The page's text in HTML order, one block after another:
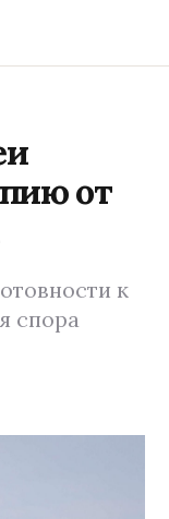
от
к
спора